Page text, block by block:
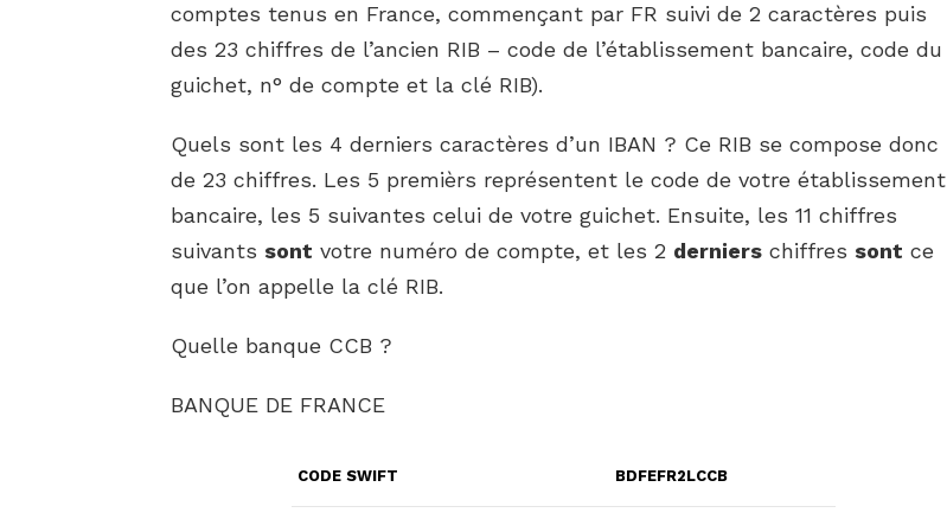
comptes tenus en France, commençant par FR suivi de 2 caractères puis
des 23 chiffres de l’ancien RIB – code de l’établissement bancaire, code du
guichet, n° de compte et la clé RIB).
Quels sont les 4 derniers caractères d’un IBAN ? Ce RIB se compose donc
de 23 chiffres. Les 5 premièrs représentent le code de votre établissement
bancaire, les 5 suivantes celui de votre guichet. Ensuite, les 11 chiffres
suivants sont votre numéro de compte, et les 2 derniers chiffres sont ce
que l’on appelle la clé RIB.
Quelle banque CCB ?
BANQUE DE FRANCE
CODE SWIFT BDFEFR2LCCB